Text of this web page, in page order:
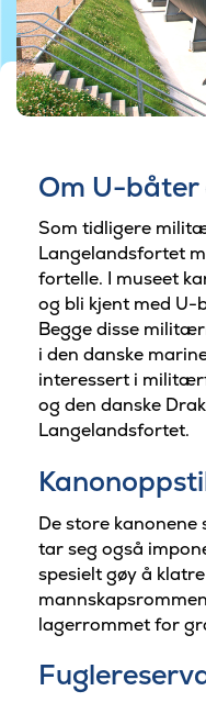
Om U-
Som tidligere
Langelandsfortet
fortelle. I museet
og bli kjent med U-
Begge disse
i den danske
interessert i
og den danske
Langelandsfortet.
De store
tar seg også
spesielt gøy å
lagerrommet for